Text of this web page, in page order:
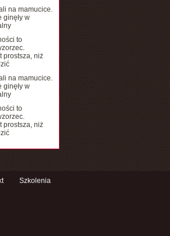
na mamucice.
ginęły w
to
prostsza, niż
na mamucice.
ginęły w
to
prostsza, niż
Szkolenia